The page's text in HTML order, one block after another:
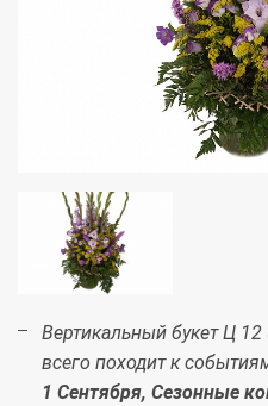
Вертикальный букет Ц
всего походит к
1 Сентября, Сезонные